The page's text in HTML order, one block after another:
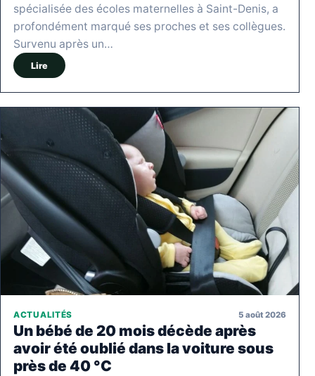
spécialisée des écoles maternelles à Saint-Denis, a
profondément marqué ses proches et ses collègues.
Survenu après un…
Lire
ACTUALITÉS 5 août 2026
Un bébé de 20 mois décède après
avoir été oublié dans la voiture sous
près de 40 °C